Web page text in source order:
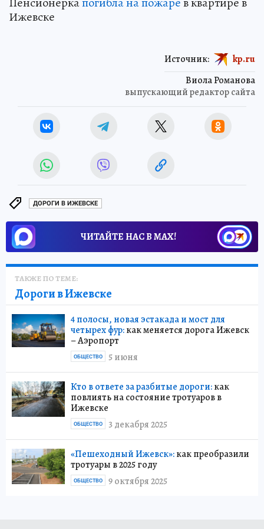
Ижевске
Виола Романова
выпускающий редактор сайта
Источник: kp.ru
ДОРОГИ В ИЖЕВСКЕ
ЧИТАЙТЕ НАС В МАХ!
ТАКЖЕ ПО ТЕМЕ:
Дороги в Ижевске
4 полосы, новая эстакада и мост для
четырех фур:как меняется дорога Ижевск
– Аэропорт
5 июня
ОБЩЕСТВО
Кто в ответе за разбитые дороги:как
повлиять на состояние тротуаров в
Ижевске
3 декабря 2025
ОБЩЕСТВО
«Пешеходный Ижевск»:как преобразили
тротуары в 2025 году
9 октября 2025
ОБЩЕСТВО